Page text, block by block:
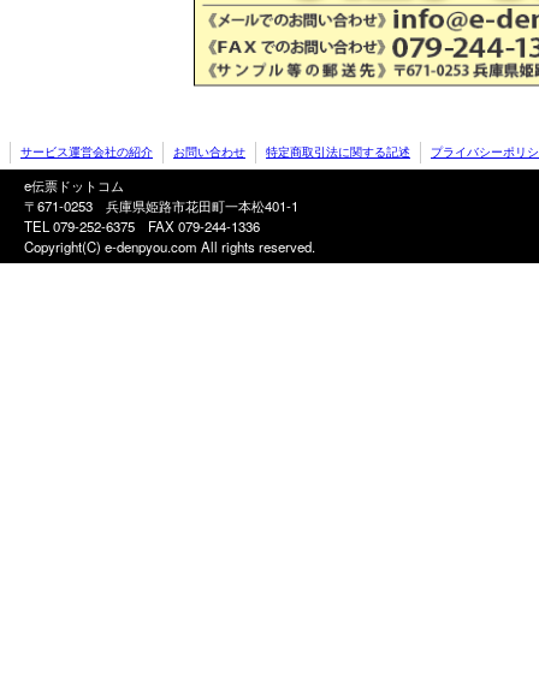
サービス運営会社の紹介 お問い合わせ 特定商取引法に関する記述 プライバシーポリ
e伝票ドットコム
〒671-0253 兵庫県姫路市花田町一本松401-1
TEL 079-252-6375 FAX 079-244-1336
Copyright(C) e-denpyou.com All rights reserved.